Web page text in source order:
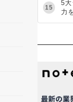
15
5大
力